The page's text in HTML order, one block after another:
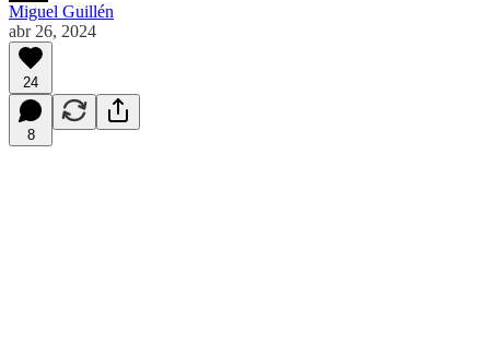
Miguel Guillén
abr 26, 2024
24
8